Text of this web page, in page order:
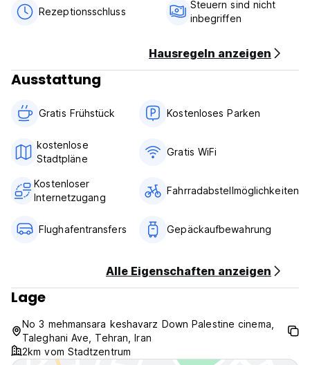
traditionellen Veranstaltungen, politische und
gesellschaftliche Veranstaltungen rund um den Platz Vali Asr.
Tag junge Generation treffen sich zusammen. Es liegt in der
Nähe von Sehenswürdigkeiten, Konzerthalle,
Theaterzentrum, Kunstgalerien,
Gesellschaftsveranstaltungen.
Die Zimmer sind ausgestattet mit Doppelbetten,
Bügeleisen, Spiegel, Fön, Bad, Westtoiletten, abschliessbare
Tür, Badewanne, Schublade, Handtücher. Sie sind Familie
befindet sich im Gebäude. 24 Stunden warme Dusche.
Stornierungsbedingungen: 72 Stunden vor Anreise.
Check-in und Check-out jederzeit.
Zahlung bei Ankunft per Bargeld.
Steuern nicht enthalten - 3,00% werden hinzugefügt.
Frühstück inkludiert
Rezeptionsschluss
Steuern sind nicht
inbegriffen
Hausregeln anzeigen
Ausstattung
Gratis Frühstück Kostenloses Parken
kostenlose
Stadtpläne
Gratis WiFi
Kostenloser
Internetzugang
Fahrradabstellmöglichkeiten
Flughafentransfers Gepäckaufbewahrung
Alle Eigenschaften anzeigen
Lage
No 3 mehmansara keshavarz Down Palestine cinema,
Taleghani Ave, Tehran, Iran
2km vom Stadtzentrum